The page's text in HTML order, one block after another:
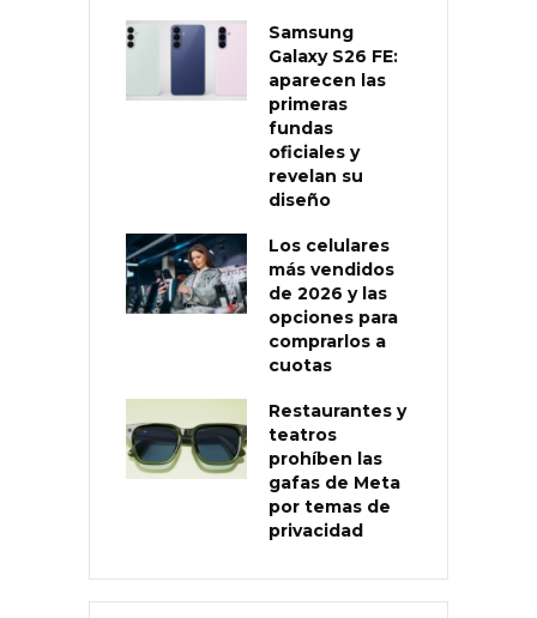
Samsung
Galaxy S26 FE:
aparecen las
primeras
fundas
oficiales y
revelan su
diseño
Los celulares
más vendidos
de 2026 y las
opciones para
comprarlos a
cuotas
Restaurantes y
teatros
prohíben las
gafas de Meta
por temas de
privacidad